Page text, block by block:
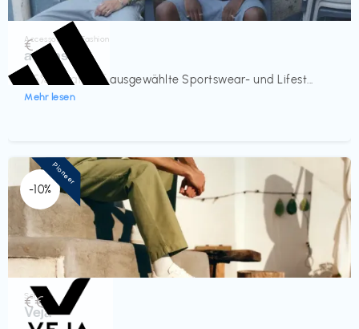
Accessoires & Fashion
adidas
-15% Rabatt auf ausgewählte Sportswear- und Lifest...
Mehr lesen
€‎
-10%
Schuhe
Veja
€€‎
Pioneer